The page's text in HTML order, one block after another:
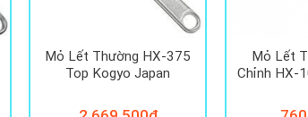
Mỏ Lết Thường HX-375
Top Kogyo Japan
Mỏ Lết
Chỉnh HX-